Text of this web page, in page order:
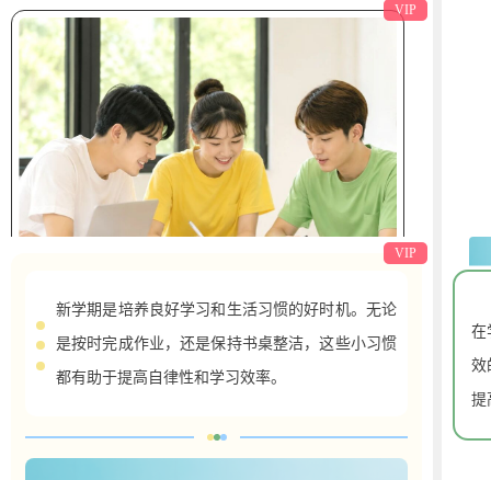
超高爆率，神装掉不停，平民玩家也能轻松逆袭。
自由交易系统，极品装备一秒变现。
拒绝氪金碾压，实力与运气才是王道！
游戏福利正文
系统提示
VIP